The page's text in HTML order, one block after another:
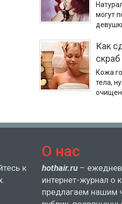
могут
Как
Кожа
тела,
к
О нас
hothair.ru –
интернет-журнал о
предлагаем нашим